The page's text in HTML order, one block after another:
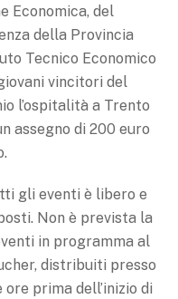
Economica, del
della Provincia
Tecnico Economico
vincitori del
l’ospitalità a Trento
assegno di 200 euro
gli eventi è libero e
Non è prevista la
in programma al
distribuiti presso
prima dell’inizio di